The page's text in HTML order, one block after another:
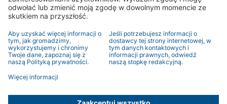
Kontakt
Konsultanci
Formularz kontaktowy
© 2026 BECKER-Antriebe GmbH